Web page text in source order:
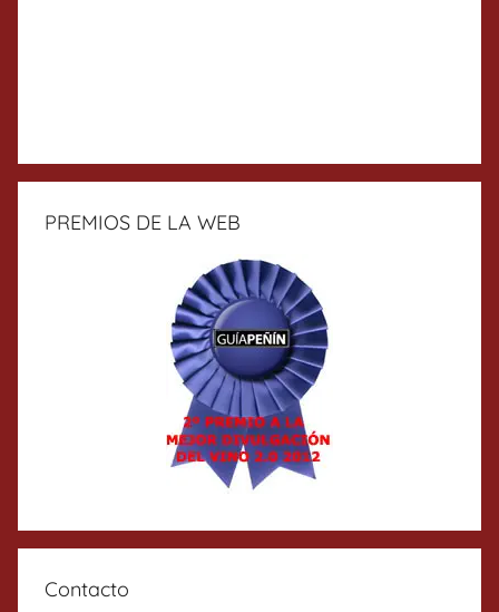
PREMIOS DE LA WEB
Contacto